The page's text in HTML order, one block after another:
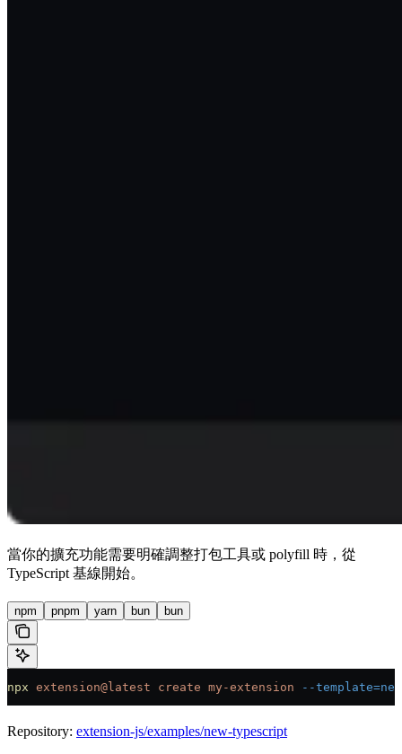
當你的擴充功能需要明確調整打包工具或 polyfill 時，從
TypeScript 基線開始。
npm pnpm yarn bun bun
npx extension@latest create my-extension --
Repository: extension-js/examples/new-typescript